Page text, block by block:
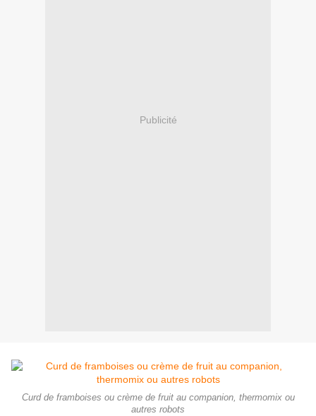
Publicité
Curd de framboises ou crème de fruit au companion, thermomix ou
autres robots